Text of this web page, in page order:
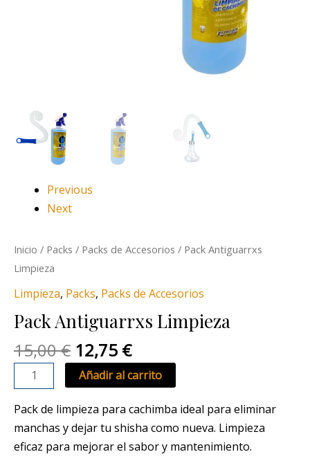
Previous
Next
Inicio / Packs / Packs de Accesorios / Pack Antiguarrxs
Limpieza
Limpieza, Packs, Packs de Accesorios
Pack Antiguarrxs Limpieza
15,00€ 12,75 €
Añadir al carrito
Pack de limpieza para cachimba ideal para eliminar
manchas y dejar tu shisha como nueva. Limpieza
eficaz para mejorar el sabor y mantenimiento.